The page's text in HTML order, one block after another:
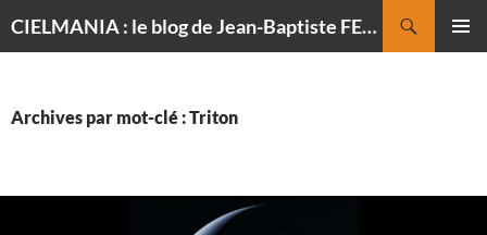
CIELMANIA : le blog de Jean-Baptiste FELDMANN, photographe du ciel
Archives par mot-clé : Triton